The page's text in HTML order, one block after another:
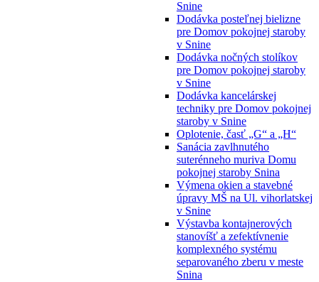
Snine
Dodávka posteľnej bielizne
pre Domov pokojnej staroby
v Snine
Dodávka nočných stolíkov
pre Domov pokojnej staroby
v Snine
Dodávka kancelárskej
techniky pre Domov pokojnej
staroby v Snine
Oplotenie, časť „G“ a „H“
Sanácia zavlhnutého
suterénneho muriva Domu
pokojnej staroby Snina
Výmena okien a stavebné
úpravy MŠ na Ul. vihorlatskej
v Snine
Výstavba kontajnerových
stanovíšť a zefektívnenie
komplexného systému
separovaného zberu v meste
Snina